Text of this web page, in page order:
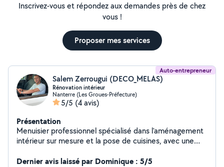
Inscrivez-vous et répondez aux demandes près de chez
vous !
Proposer mes services
Auto-entrepreneur
Salem Zerrougui (DECO_MELAS)
Rénovation intérieur
Nanterre (Les Groues-Préfecture)
5/5 (4 avis)
Présentation
Menuisier professionnel spécialisé dans l'aménagement
intérieur sur mesure et la pose de cuisines, avec une
l'installation d'espaces fonctionnels et esthétiques.
Dernier avis laissé par Dominique : 5/5